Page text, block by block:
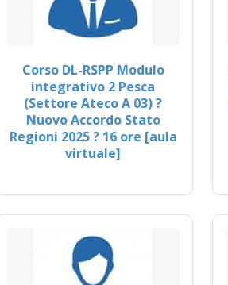
Corso DL-RSPP Modulo
integrativo 2 Pesca
(Settore Ateco A 03) ?
Nuovo Accordo Stato
Regioni 2025 ? 16 ore [aula
virtuale]